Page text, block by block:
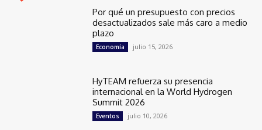
Por qué un presupuesto con precios
desactualizados sale más caro a medio
plazo
Economía julio 15, 2026
HyTEAM refuerza su presencia
internacional en la World Hydrogen
Summit 2026
Eventos julio 10, 2026